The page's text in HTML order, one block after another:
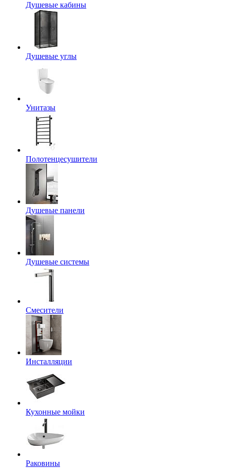
Душевые кабины
Душевые углы
Унитазы
Полотенцесушители
Душевые панели
Душевые системы
Смесители
Инсталляции
Кухонные мойки
Раковины